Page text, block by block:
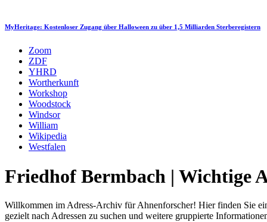
MyHeritage: Kostenloser Zugang über Halloween zu über 1,5 Milliarden Sterberegistern
Zoom
ZDF
YHRD
Wortherkunft
Workshop
Woodstock
Windsor
William
Wikipedia
Westfalen
Friedhof Bermbach | Wichtige
Willkommen im Adress-Archiv für Ahnenforscher! Hier finden Sie
gezielt nach Adressen zu suchen und weitere gruppierte